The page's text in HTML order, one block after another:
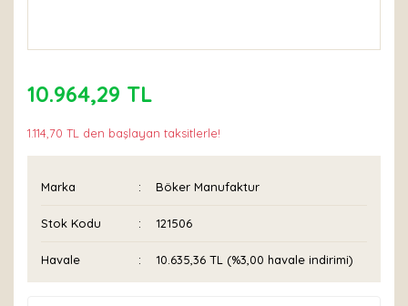
10.964,29 TL
1.114,70 TL den başlayan taksitlerle!
Marka Böker Manufaktur
Stok Kodu 121506
Havale 10.635,36 TL (%3,00 havale indirimi)